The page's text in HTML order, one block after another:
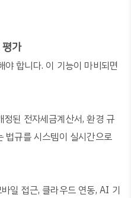
가
야 합니다. 이 기능이 마비되면
정된 전자세금계산서,환경 규
법규를 시스템이 실시간으로
일 접근, 클라우드 연동, AI 기